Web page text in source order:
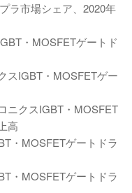
ラ市場シェア、2020年
・MOSFETゲートド
スIGBT・MOSFETゲー
ニクスIGBT・MOSFET
高
・MOSFETゲートドラ
・MOSFETゲートドラ